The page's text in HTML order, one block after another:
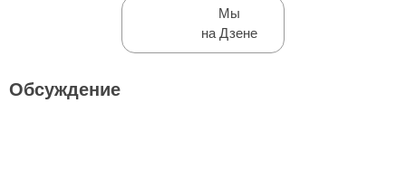
Мы
на Дзене
Обсуждение